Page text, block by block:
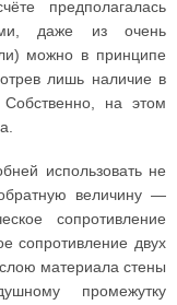
предполагалась
даже из очень
можно в принципе
лишь наличие в
на этом
использовать не
величину —
сопротивление
сопротивление двух
материала стены
промежутку